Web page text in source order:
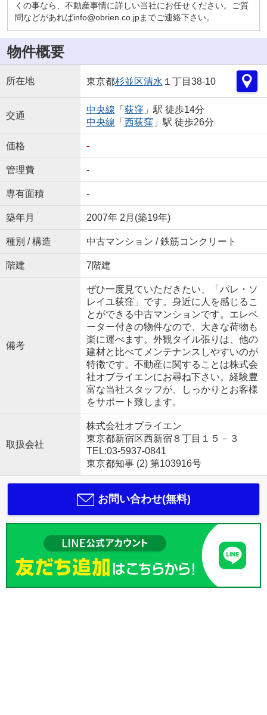
くの事なら、不動産事情に詳しい当社にお任せください。ご質
問などがあればinfo@obrien.co.jpまでご連絡下さい。
物件概要
所在地 東京都杉並区清水 １丁目38-10
交通
中央線 「 荻窪 」駅 徒歩14分
中央線 「 西荻窪 」駅 徒歩26分
価格 -
管理費 -
専有面積 -
築年月 2007年 2月(築19年)
種別 / 構造 中古マンション / 鉄筋コンクリート
階建 7階建
備考
ぜひ一度見ていただきたい、「パレ・ソ
レイユ荻窪」です。身近に人を感じるこ
とができる中古マンションです。エレベ
ーター付きの物件なので、大きな荷物も
楽に運べます。外観タイル張りは、他の
建材と比べてメンテナンスしやすいのが
特徴です。不動産に関することは株式会
社オブライエンにお尋ね下さい。経験豊
富な当社スタッフが、しっかりとお客様
をサポート致します。
取扱会社
株式会社オブライエン
東京都新宿区西新宿８丁目１５－３
TEL:03-5937-0841
東京都知事 (2) 第103916号
お問い合わせ(無料)